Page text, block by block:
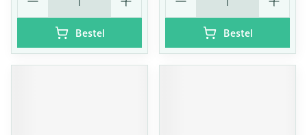
Bestel Bestel